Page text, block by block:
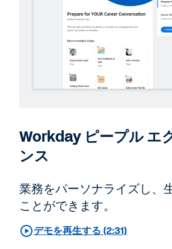
Workday ピープル エ
ンス
業務をパーソナライズし、
ことができます。
デモを再生する (2:31)